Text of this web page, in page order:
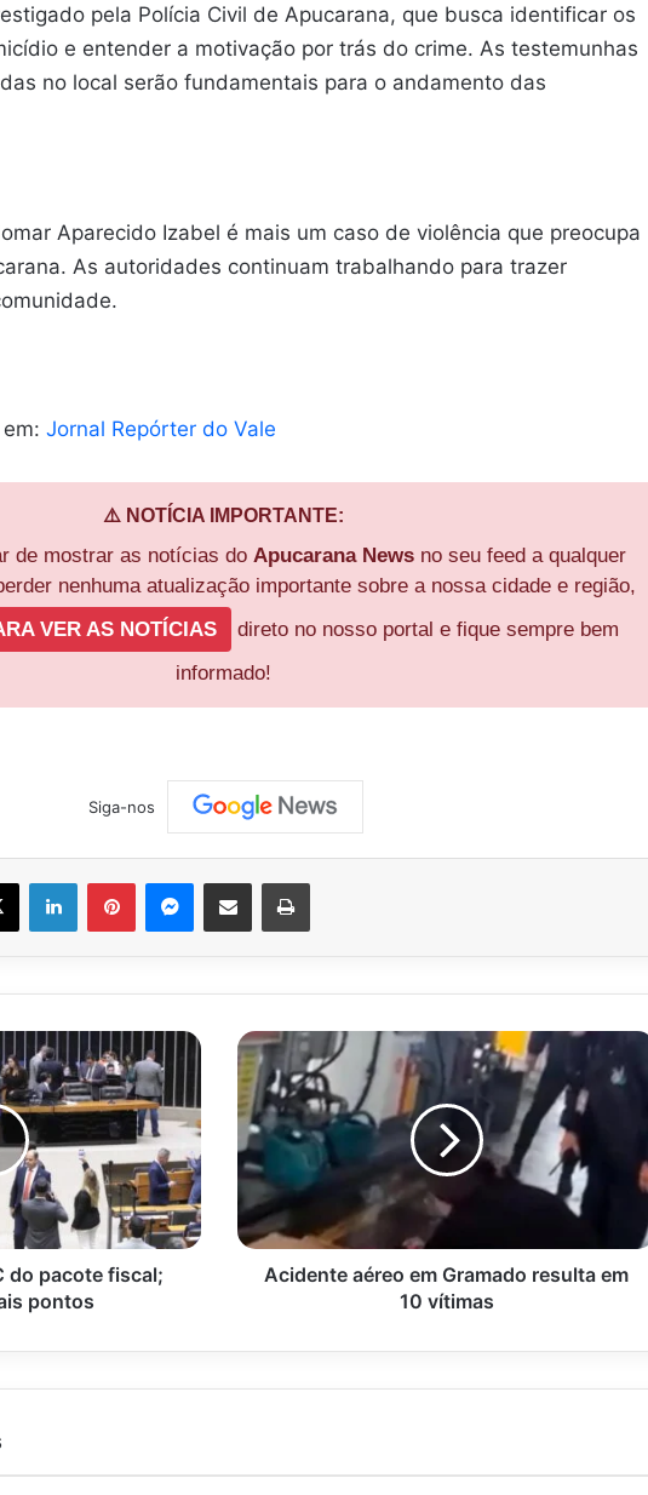
pela Polícia Civil de Apucarana, que busca identificar os
e entender a motivação por trás do crime. As testemunhas
no local serão fundamentais para o andamento das
Aparecido Izabel é mais um caso de violência que preocupa
As autoridades continuam trabalhando para trazer
Jornal Repórter do Vale
⚠️ NOTÍCIA IMPORTANTE:
de mostrar as notícias do Apucarana Newsno seu feed a qualquer
nenhuma atualização importante sobre a nossa cidade e região,
VER AS NOTÍCIAS
direto no nosso portal e fique sempre bem
informado!
Siga-nos
X LinkedinPinterestMessenger
Compartilhar via e-mail Imprimir
do pacote fiscal;
pontos
Acidente
aéreo
em
Gramado
resulta
em
10
vítimas
Acidente aéreo em Gramado resulta em
10 vítimas